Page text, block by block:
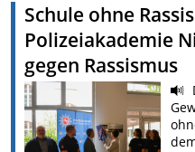
Schule ohne
Polizeiakademie
gegen Rassismus